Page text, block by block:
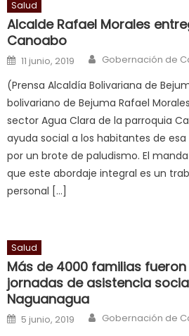
smith
is
cuckold,
nice
milf
in
squirting,
आपक
न
ह
क
च
त
क
स
Salud
Alcalde Rafael Morales
Canoabo
Posted on
11 junio, 2019 Author
Gobernación de
(Prensa Alcaldía Bolivariana de
bolivariano de Bejuma Rafael
sector Agua Clara de la parroquia
ayuda social a los habitantes de
por un brote de paludismo. El
que este abordaje integral es un
personal […]
Salud
Más de 4000 familias
jornadas de asistencia
Naguanagua
Posted on
5 junio, 2019 Author
Gobernación de